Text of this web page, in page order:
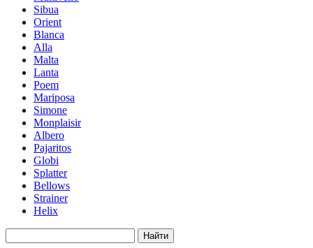
Sibua
Orient
Blanca
Alla
Malta
Lanta
Poem
Mariposa
Simone
Мonplaisir
Albero
Pajaritos
Globi
Splatter
Bellows
Strainer
Helix